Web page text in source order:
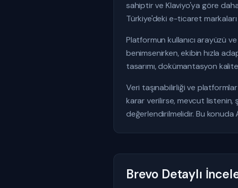
sahiptir ve Klaviyo'ya göre
Türkiye'deki e-ticaret markaları
Platformun kullanıcı arayüzü
benimsenirken, ekibin hızla
tasarımı, dokümantasyon
Veri taşınabilirliği ve
karar verilirse, mevcut listenin,
değerlendirilmelidir. Bu konuda
Brevo Detaylı